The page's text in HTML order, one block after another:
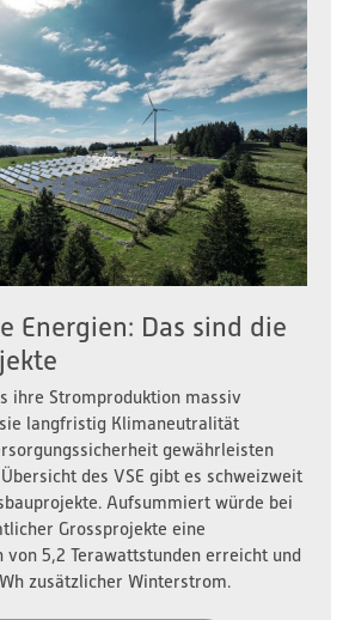
Energien: Das sind die
ihre Stromproduktion massiv
langfristig Klimaneutralität
gewährleisten
des VSE gibt es schweizweit
Aufsummiert würde bei
Grossprojekte eine
von 5,2 Terawattstunden erreicht und
zusätzlicher Winterstrom.